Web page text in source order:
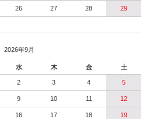
26 27 28 29
2026年9月
水 木 金 土
2 3 4 5
9 10 11 12
16 17 18 19